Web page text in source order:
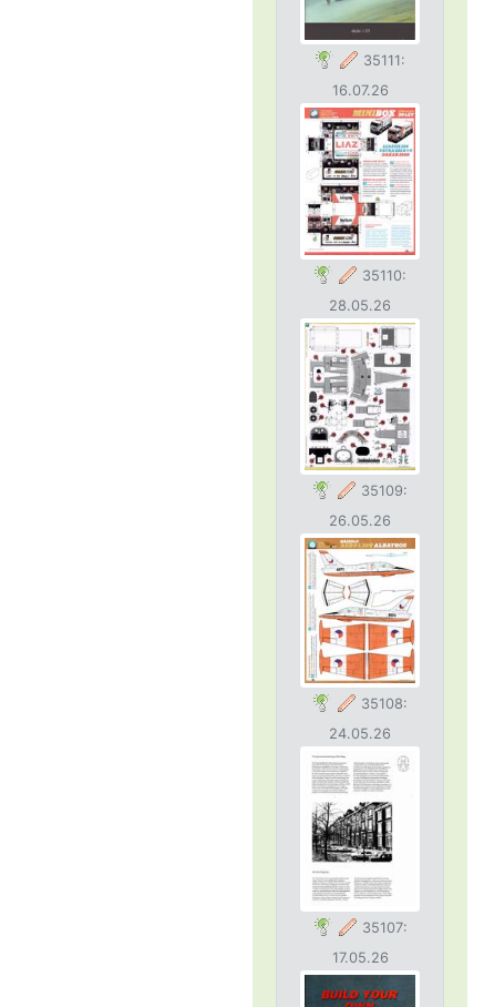
35111:
16.07.26
35110:
28.05.26
35109:
26.05.26
35108:
24.05.26
35107:
17.05.26